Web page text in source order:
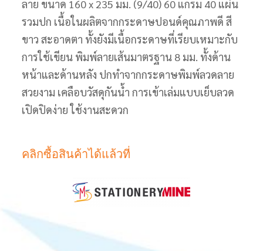
ลาย ขนาด 160 x 235 มม. (9/40) 60 แกรม 40 แผ่น
รวมปก เนื้อในผลิตจากกระดาษปอนด์คุณภาพดี สี
ขาว สะอาดตา ทั้งยังมีเนื้อกระดาษที่เรียบเหมาะกับ
การใช้เขียน พิมพ์ลายเส้นมาตรฐาน 8 มม. ทั้งด้าน
หน้าและด้านหลัง ปกทำจากกระดาษพิมพ์ลวดลาย
สวยงาม เคลือบวัสดุกันน้ำ การเข้าเล่มแบบเย็บลวด
เปิดปิดง่าย ใช้งานสะดวก
คลิกซื้อสินค้าได้แล้วที่